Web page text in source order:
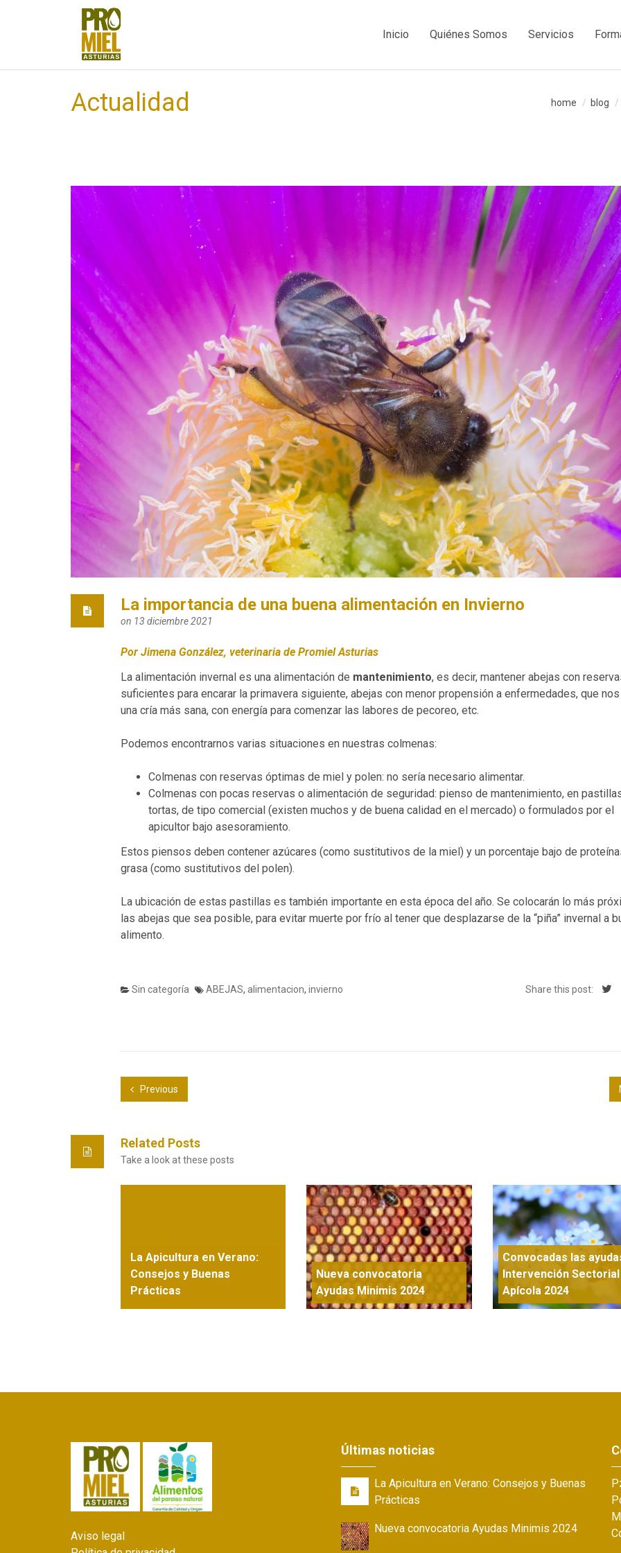
Inicio Quiénes Somos Servicios
Actualidad home blog
La importancia de una buena alimentación en Invierno
on 13 diciembre 2021
Por Jimena González, veterinaria de Promiel Asturias
La alimentación invernal es una alimentación de mantenimiento, es decir, mantener abejas con
suficientes para encarar la primavera siguiente, abejas con menor propensión a enfermedades, que
una cría más sana, con energía para comenzar las labores de pecoreo, etc.
Podemos encontrarnos varias situaciones en nuestras colmenas:
Colmenas con reservas óptimas de miel y polen: no sería necesario alimentar.
Colmenas con pocas reservas o alimentación de seguridad: pienso de mantenimiento, en
tortas, de tipo comercial (existen muchos y de buena calidad en el mercado) o formulados por el
apicultor bajo asesoramiento.
Estos piensos deben contener azúcares (como sustitutivos de la miel) y un porcentaje bajo de
grasa (como sustitutivos del polen).
La ubicación de estas pastillas es también importante en esta época del año. Se colocarán lo más
las abejas que sea posible, para evitar muerte por frío al tener que desplazarse de la “piña” invernal a
alimento.
Sin categoría ABEJAS, alimentacion, invierno Share this post:
Previous
Related Posts
Take a look at these posts
La Apicultura en Verano:
Consejos y Buenas
Prácticas
Nueva convocatoria
Ayudas Minimis 2024
Convocadas las
Intervención Sectorial
Apícola 2024
Aviso legal
Últimas noticias
La Apicultura en Verano: Consejos y Buenas
Prácticas
Nueva convocatoria Ayudas Minimis 2024